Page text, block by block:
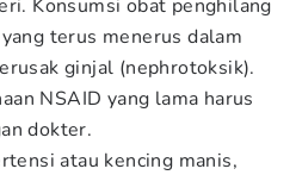
Konsumsi obat penghilang
terus menerus dalam
ginjal (nephrotoksik).
NSAID yang lama harus
dokter.
atau kencing manis,